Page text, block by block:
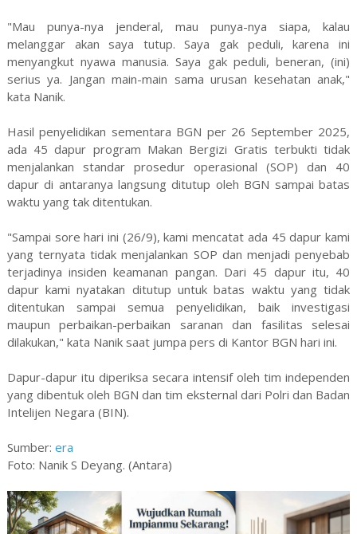
"Mau punya-nya jenderal, mau punya-nya siapa, kalau
melanggar akan saya tutup. Saya gak peduli, karena ini
menyangkut nyawa manusia. Saya gak peduli, beneran, (ini)
serius ya. Jangan main-main sama urusan kesehatan anak,"
kata Nanik.
Hasil penyelidikan sementara BGN per 26 September 2025,
ada 45 dapur program Makan Bergizi Gratis terbukti tidak
menjalankan standar prosedur operasional (SOP) dan 40
dapur di antaranya langsung ditutup oleh BGN sampai batas
waktu yang tak ditentukan.
"Sampai sore hari ini (26/9), kami mencatat ada 45 dapur kami
yang ternyata tidak menjalankan SOP dan menjadi penyebab
terjadinya insiden keamanan pangan. Dari 45 dapur itu, 40
dapur kami nyatakan ditutup untuk batas waktu yang tidak
ditentukan sampai semua penyelidikan, baik investigasi
maupun perbaikan-perbaikan saranan dan fasilitas selesai
dilakukan," kata Nanik saat jumpa pers di Kantor BGN hari ini.
Dapur-dapur itu diperiksa secara intensif oleh tim independen
yang dibentuk oleh BGN dan tim eksternal dari Polri dan Badan
Intelijen Negara (BIN).
Sumber: era
Foto: Nanik S Deyang. (Antara)